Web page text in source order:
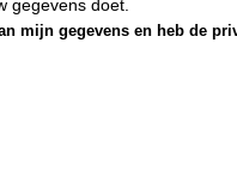
mijn gegevens en heb de
gegevens doet.